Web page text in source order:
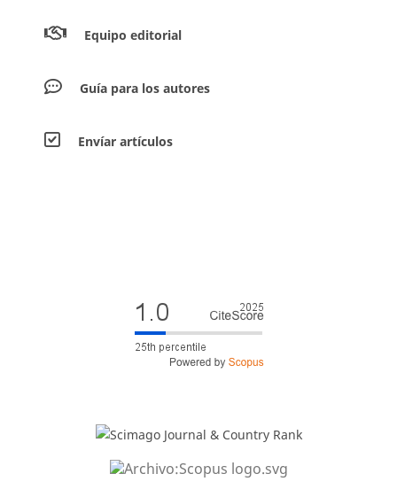
Equipo editorial
Guía para los autores
Envíar artículos